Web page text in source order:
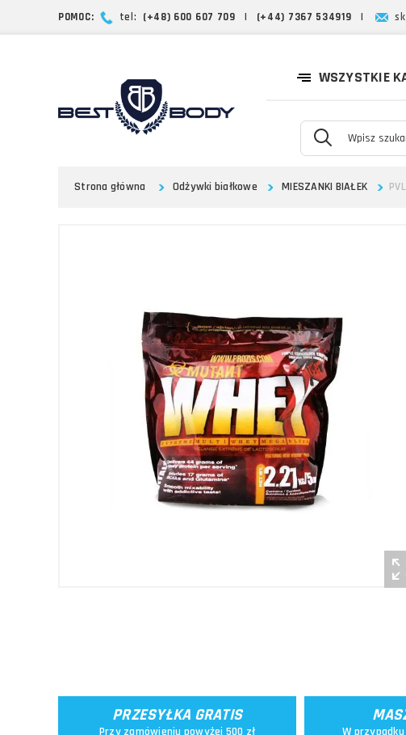
POMOC: tel: (+48) 600 607 709 | (+44) 7367 534919 |
WSZYSTKIE
Strona główna Odżywki białkowe MIESZANKI BIAŁEK
PRZESYŁKA GRATIS
Przy zamówieniu powyżej 500 zł
W